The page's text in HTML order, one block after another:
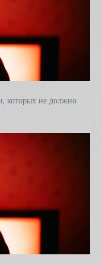
которых не должно